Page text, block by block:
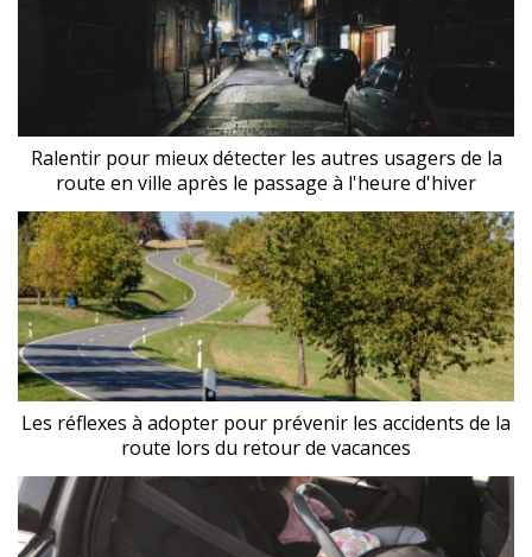
Ralentir pour mieux détecter les autres usagers de la
route en ville après le passage à l'heure d'hiver
Les réflexes à adopter pour prévenir les accidents de la
route lors du retour de vacances